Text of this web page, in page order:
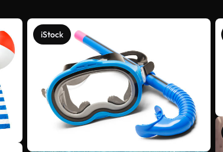
iStock